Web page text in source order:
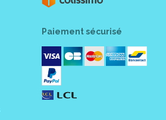
Paiement sécurisé